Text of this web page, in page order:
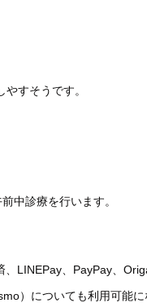
すそうです。
中診療を行います。
LINEPay、PayPay、
）についても利用可能